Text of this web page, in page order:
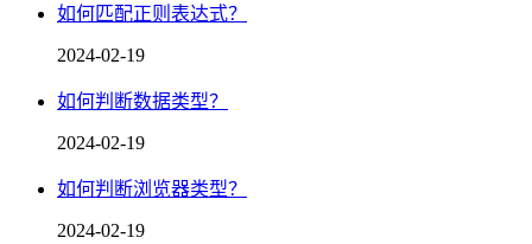
如何匹配正则表达式？
2024-02-19
如何判断数据类型？
2024-02-19
如何判断浏览器类型？
2024-02-19